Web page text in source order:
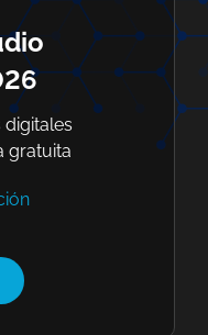
digitales
gratuita